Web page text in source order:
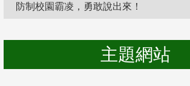
防制校園霸凌，勇敢說出來！
主題網站